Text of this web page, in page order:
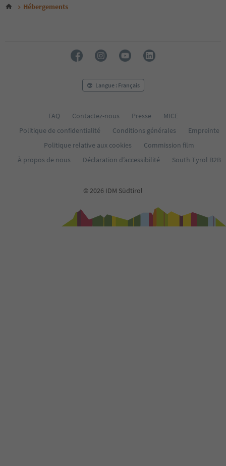
Hébergements
Langue : Français
FAQ Contactez-nous Presse
MICE
Politique de confidentialité
Conditions générales
Empreinte
Politique relative aux cookies
Commission film
À propos de nous
Déclaration d’accessibilité South Tyrol B2B
© 2026 IDM Südtirol